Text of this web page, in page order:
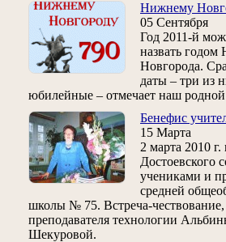
Нижнему
05 Сентября
Год 2011-й
назвать годом
Новгорода.
даты – три из
юбилейные – отмечает наш
Бенефис
15 Марта
2 марта 2010
Достоевского
учениками и
средней
школы № 75. Встреча-чествование,
преподавателя технологии
Шекуровой.